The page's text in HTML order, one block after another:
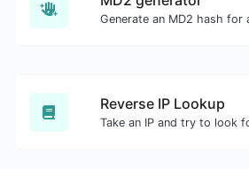
Reverse IP Lookup